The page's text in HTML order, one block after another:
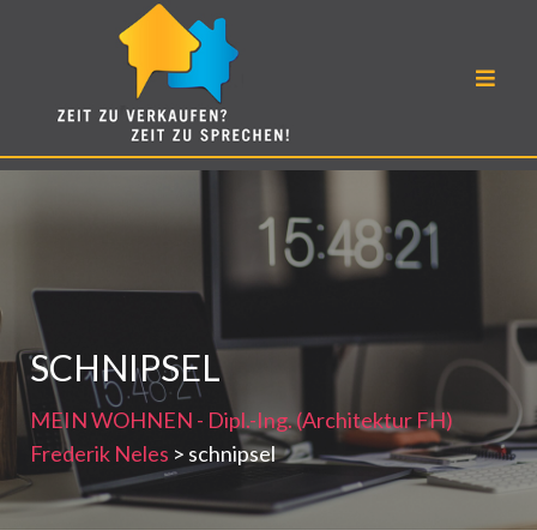
SCHNIPSEL
MEIN WOHNEN - Dipl.-Ing. (Architektur FH)
Frederik Neles > schnipsel